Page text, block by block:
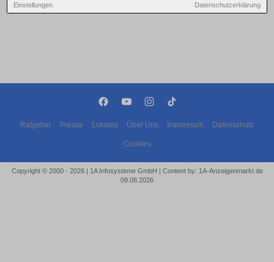
Einstellungen Datenschutzerklärung
Ratgeber Presse Lokales Über Uns Impressum Datenschutz
Cookies
Copyright © 2000 - 2026 | 1A Infosysteme GmbH | Content by: 1A-Anzeigenmarkt.de
09.08.2026